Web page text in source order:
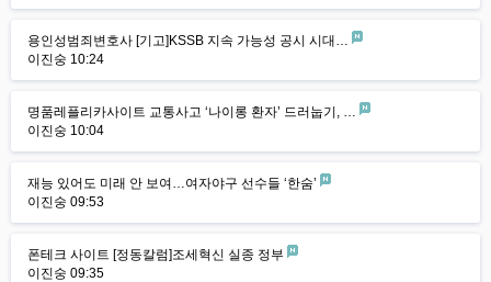
용인성범죄변호사 [기고]KSSB 지속 가능성 공시 시대…
이진숭 10:24
명품레플리카사이트 교통사고 ‘나이롱 환자’ 드러눕기, …
이진숭 10:04
재능 있어도 미래 안 보여…여자야구 선수들 ‘한숨’
이진숭 09:53
폰테크 사이트 [정동칼럼]조세혁신 실종 정부
이진숭 09:35